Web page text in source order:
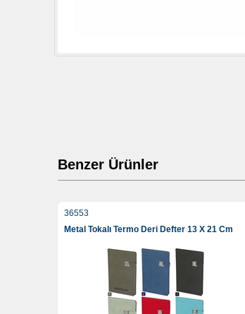
Benzer Ürünler
36553
Metal Tokalı Termo Deri Defter 13 X 21 Cm